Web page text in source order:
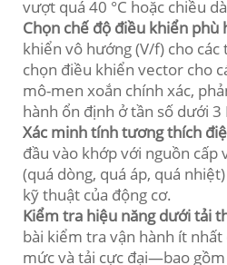
vượt quá 40 °C hoặc chiều
Chọn chế độ điều khiển phù
khiển vô hướng (V/f) cho các
chọn điều khiển vector cho
mô-men xoắn chính xác,
hành ổn định ở tần số dưới 3
Xác minh tính tương thích
đầu vào khớp với nguồn cấp
(quá dòng, quá áp, quá
kỹ thuật của động cơ.
Kiểm tra hiệu năng dưới tải
bài kiểm tra vận hành ít
mức và tải cực đại—bao